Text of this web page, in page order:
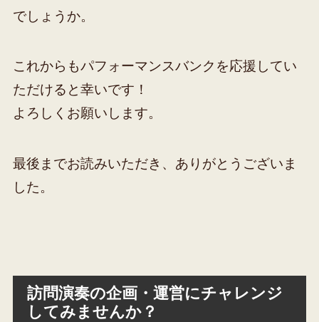
でしょうか。
これからもパフォーマンスバンクを応援してい
ただけると幸いです！
よろしくお願いします。
最後までお読みいただき、ありがとうございま
した。
訪問演奏の企画・運営にチャレンジ
してみませんか？